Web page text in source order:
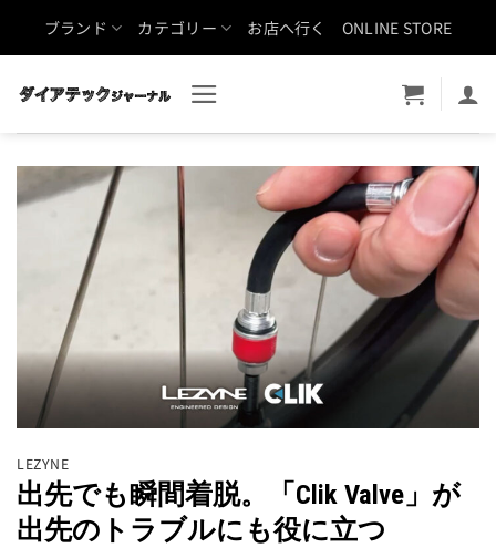
ブランド カテゴリー お店へ行く ONLINE STORE
LEZYNE
出先でも瞬間着脱。「Clik Valve」が
出先のトラブルにも役に立つ